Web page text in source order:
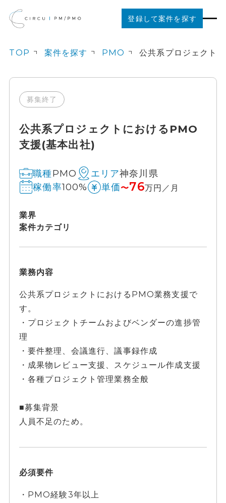
登録して案件を探す
ご利用の流れ
お役立ちコンテンツ
TOP 案件を探す PMO
募集終了
公共系プロジェクトにおけるPMO
支援(基本出社)
職種PMO エリア神奈川県
稼働率100% 単価〜76万円／月
業界
案件カテゴリ
業務内容
公共系プロジェクトにおけるPMO業務支援で
す。
・プロジェクトチームおよびベンダーの進捗管
理
・要件整理、会議進行、議事録作成
・成果物レビュー支援、スケジュール作成支援
・各種プロジェクト管理業務全般
■募集背景
人員不足のため。
必須要件
・PMO経験3年以上